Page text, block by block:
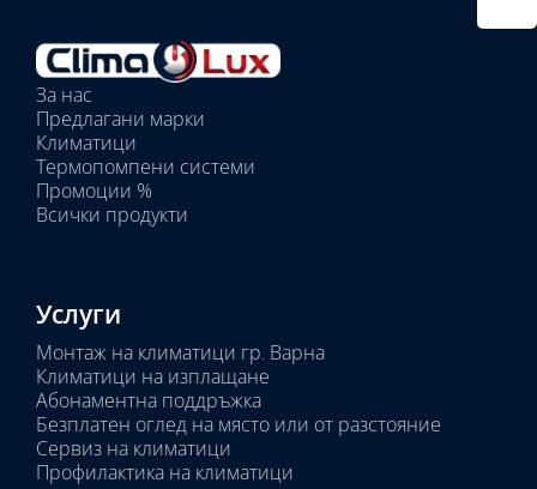
Избрани
вътрешни
тела:
Избрано
тяло:
За нас
Предлагани марки
Климатици
Термопомпени системи
Промоции %
Всички продукти
Услуги
Монтаж на климатици гр. Варна
Климатици на изплащане
Абонаментна поддръжка
Безплатен оглед на място или от разстояние
Сервиз на климатици
Профилактика на климатици